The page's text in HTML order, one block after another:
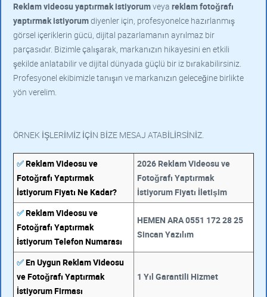
Reklam videosu yaptırmak istiyorumveya reklam fotoğrafı
yaptırmak istiyorumdiyenler için, profesyonelce hazırlanmış
görsel içeriklerin gücü, dijital pazarlamanın ayrılmaz bir
parçasıdır. Bizimle çalışarak, markanızın hikayesini en etkili
şekilde anlatabilir ve dijital dünyada güçlü bir iz bırakabilirsiniz.
Profesyonel ekibimizle tanışın ve markanızın geleceğine birlikte
yön verelim.
ÖRNEK İŞLERİMİZ İÇİN BİZE MESAJ ATABİLİRSİNİZ.
✅Reklam Videosu ve
Fotoğrafı Yaptırmak
İstiyorum Fiyatı Ne Kadar?
2026 Reklam Videosu ve
Fotoğrafı Yaptırmak
İstiyorum Fiyatı İletişim
✅Reklam Videosu ve
Fotoğrafı Yaptırmak
İstiyorum Telefon Numarası
HEMEN ARA 0551 172 28 25
Sincan Yazılım
✅En Uygun Reklam Videosu
ve Fotoğrafı Yaptırmak
İstiyorum Firması
1 Yıl Garantili Hizmet